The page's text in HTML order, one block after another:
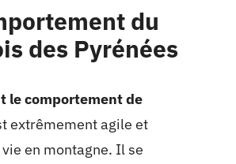
du
des Pyrénées
le comportement de
extrêmement agile et
en montagne. Il se